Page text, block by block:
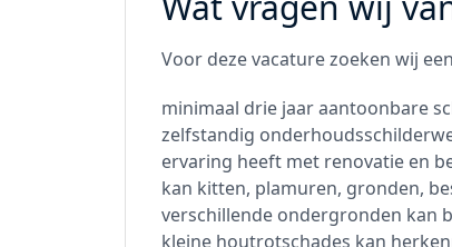
Voor deze vacature zoeken wij
minimaal drie jaar aantoonbare
zelfstandig
ervaring heeft met renovatie en
kan kitten, plamuren, gronden,
verschillende ondergronden kan
kleine houtrotschades kan